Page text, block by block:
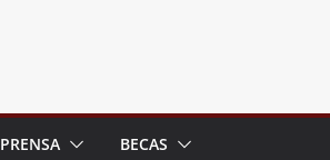
PRENSA BECAS